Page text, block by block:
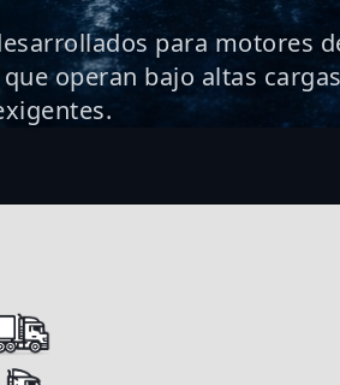
para motores
operan bajo altas